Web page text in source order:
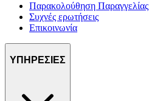
Παρακολούθηση Παραγγελίας
Συχνές ερωτήσεις
Επικοινωνία
ΥΠΗΡΕΣΙΕΣ